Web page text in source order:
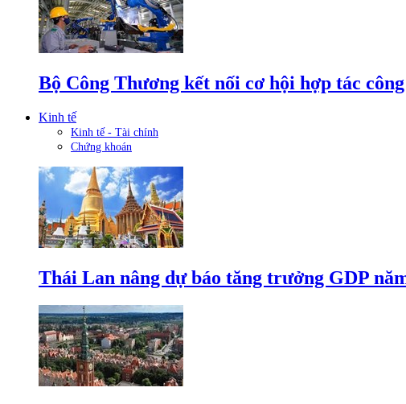
Bộ Công Thương kết nối cơ hội hợp tác
Kinh tế
Kinh tế - Tài chính
Chứng khoán
Thái Lan nâng dự báo tăng trưởng GDP